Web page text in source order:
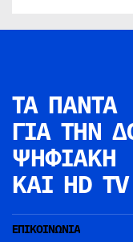
ΤΑ ΠΑΝΤΑ
ΓΙΑ ΤΗΝ
ΨΗΦΙΑΚΗ
ΚΑΙ HD TV
ΕΠΙΚΟΙΝΩΝΙΑ